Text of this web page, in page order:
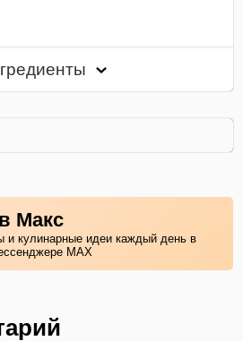
Макс
и кулинарные идеи каждый день в
MAX